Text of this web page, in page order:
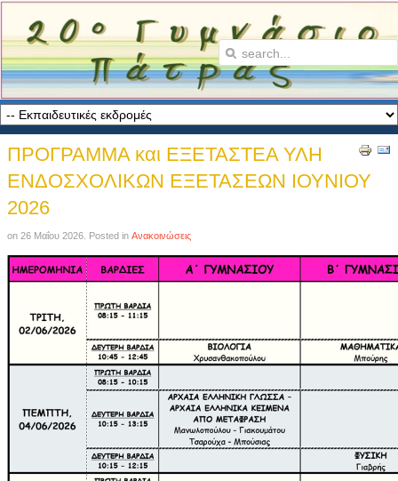
ΠΡΟΓΡΑΜΜΑ και ΕΞΕΤΑΣΤΕΑ ΥΛΗ
ΕΝΔΟΣΧΟΛΙΚΩΝ ΕΞΕΤΑΣΕΩΝ ΙΟΥΝΙΟΥ
2026
on 26 Μαΐου 2026 . Posted in Ανακοινώσεις